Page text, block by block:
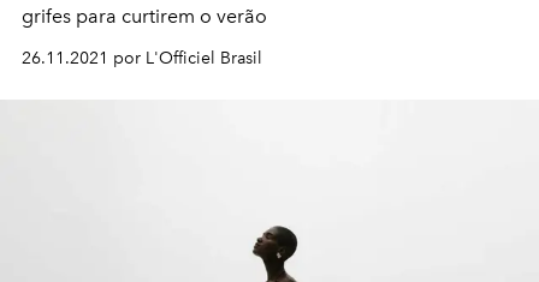
grifes para curtirem o verão
26.11.2021 por L'Officiel Brasil